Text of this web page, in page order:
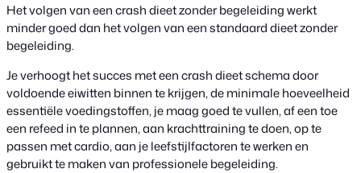
Het volgen van een crash dieet zonder begeleiding werkt
minder goed dan het volgen van een standaard dieet zonder
begeleiding.
Je verhoogt het succes met een crash dieet schema door
voldoende eiwitten binnen te krijgen, de minimale hoeveelheid
essentiële voedingstoffen, je maag goed te vullen, af een toe
een refeed in te plannen, aan krachttraining te doen, op te
passen met cardio, aan je leefstijlfactoren te werken en
gebruikt te maken van professionele begeleiding.